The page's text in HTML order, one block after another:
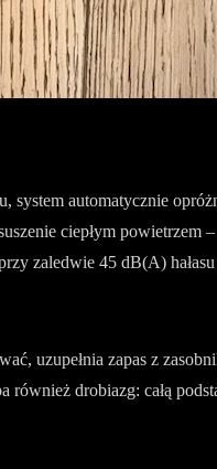
automatycznie
ciepłym
zaledwie 45 dB(A) hałasu
uzupełnia zapas z
drobiazg: całą